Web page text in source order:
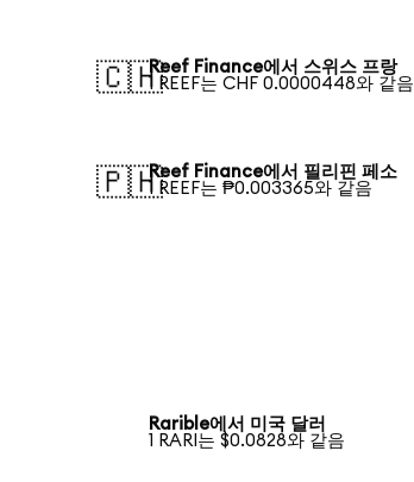
🇨🇭Reef Finance에서 스위스 프랑
1 REEF는 CHF 0.0000448와 같음
🇵🇭Reef Finance에서 필리핀 페소
1 REEF는 ₱0.003365와 같음
Rarible에서 미국 달러
1 RARI는 $0.0828와 같음